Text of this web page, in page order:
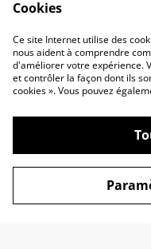
Conditions
©2026Mé'tissages
Cookies
Ce site Internet utilise des
nous aident à comprendre
d'améliorer votre expérience.
et contrôler la façon dont ils
cookies ». Vous pouvez